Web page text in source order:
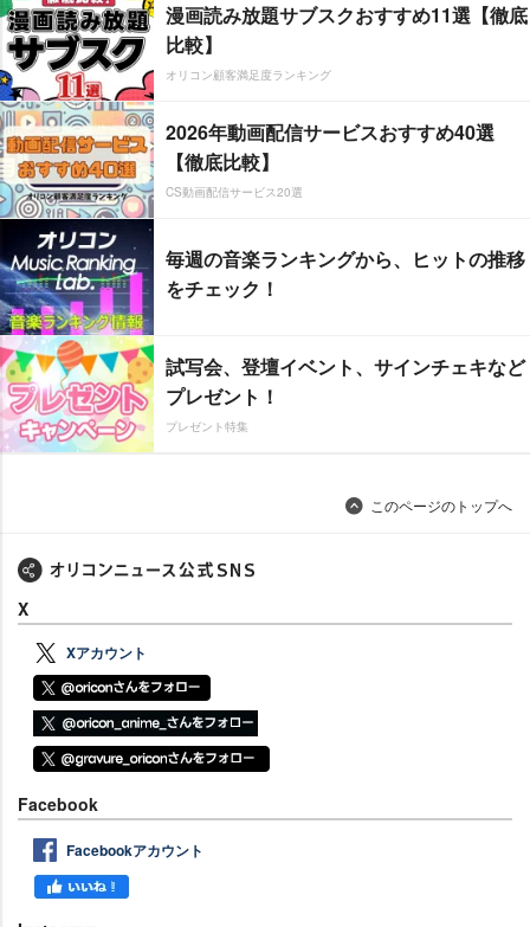
漫画読み放題サブスクおすすめ11選【徹底
比較】
オリコン顧客満足度ランキング
2026年動画配信サービスおすすめ40選
【徹底比較】
CS動画配信サービス20選
毎週の音楽ランキングから、ヒットの推移
をチェック！
試写会、登壇イベント、サインチェキなど
プレゼント！
プレゼント特集
このページのトップへ
X
Xアカウント
Facebook
Facebookアカウント